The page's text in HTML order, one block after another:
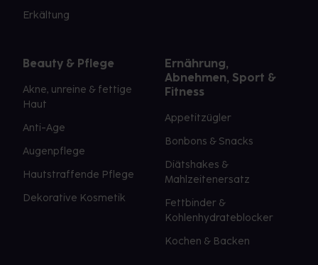
Erkältung
Beauty & Pflege
Akne, unreine & fettige
Haut
Anti-Age
Augenpflege
Hautstraffende Pflege
Dekorative Kosmetik
Ernährung,
Abnehmen, Sport &
Fitness
Appetitzügler
Bonbons & Snacks
Diätshakes &
Mahlzeitenersatz
Fettbinder &
Kohlenhydrateblocker
Kochen & Backen